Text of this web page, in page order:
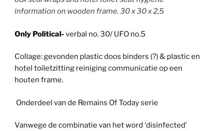
information on wooden frame. 30 x 30 x 2,5
Only Political- verbal no. 30/ UFO no.5
Collage: gevonden plastic doos binders (?) & plastic en
hotel toiletzitting reiniging communicatie op een
houten frame.
Onderdeel van de Remains Of Today serie
Vanwege de combinatie van het word ‘disinfected’